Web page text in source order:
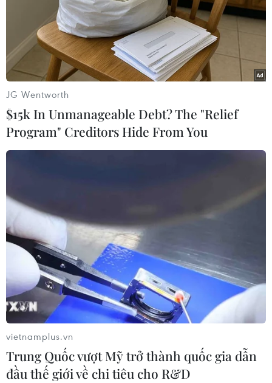
Tp. Hồ Chí Minh
Theo dõi VietnamPlus
Ninh Bình: Bắt giữ 12 đối tượng lừa đảo trên
không gian mạng xuyên quốc gia
Triệt phá đường dây lừa đảo 250 tỷ
đồng xuyên quốc gia
TP Hồ Chí Minh: Triệt phá 3 ổ nhóm người nước
ngoài đang lập trung tâm lừa đảo
Lào Cai: Bắt giữ nhóm đối tượng người nước
ngoài lừa đảo trên không gian mạng
JG Wentworth
$15k In Unmanageable Debt? The "Relief
Program" Creditors Hide From You
vietnamplus.vn
Trung Quốc vượt Mỹ trở thành quốc gia dẫn
đầu thế giới về chi tiêu cho R&D